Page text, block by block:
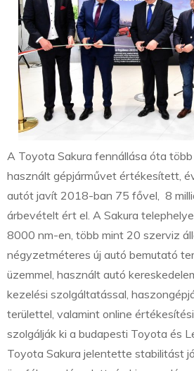
A Toyota Sakura fennállása óta
használt gépjárművet értékesített,
autót javít 2018-ban 75 fővel, 8
árbevételt ért el. A Sakura
8000 nm-en, több mint 20 szerviz
négyzetméteres új autó bemutató
üzemmel, használt autó
kezelési szolgáltatással,
területtel, valamint online
szolgálják ki a budapesti Toyota és
Toyota Sakura jelentette stabilitást